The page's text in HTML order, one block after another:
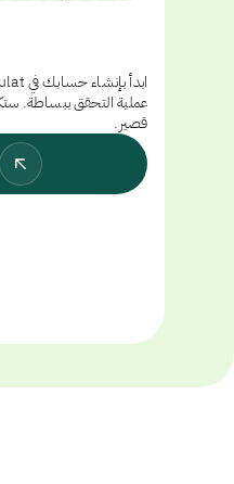
عملية التحقق ببساطة.
قصير.